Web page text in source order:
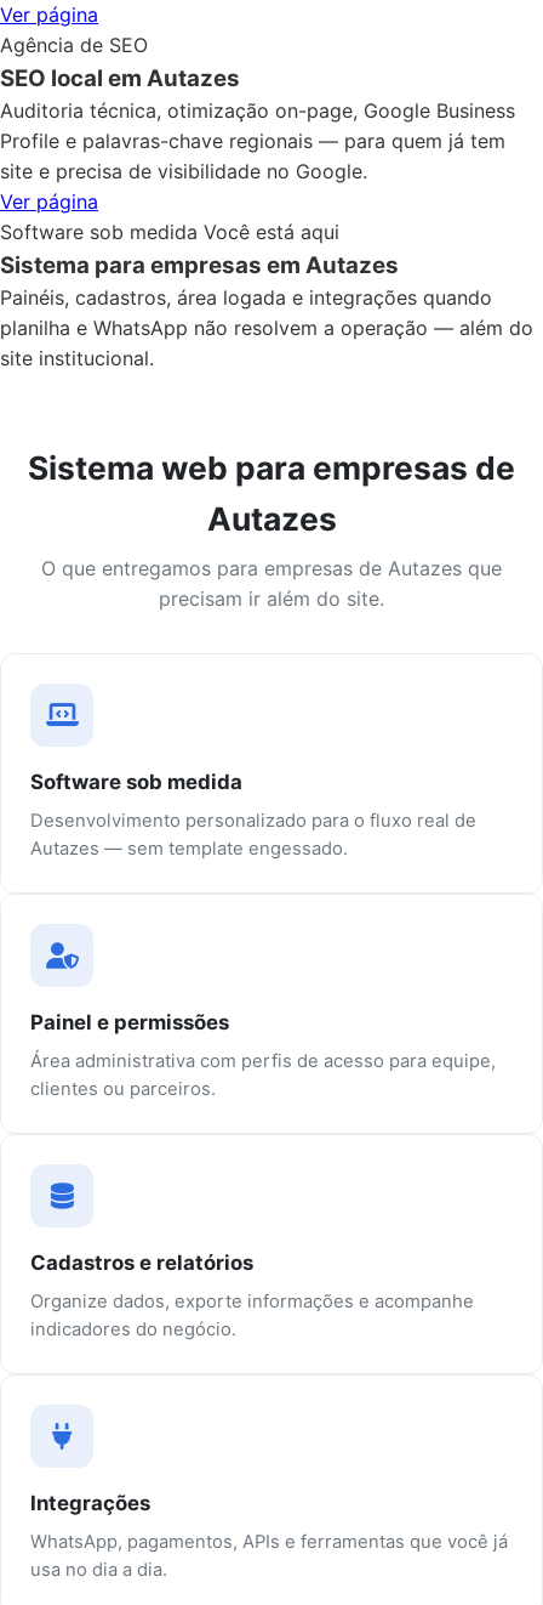
Ver página
Agência de SEO
SEO local em Autazes
Auditoria técnica, otimização on-page, Google Business
Profile e palavras-chave regionais — para quem já tem
site e precisa de visibilidade no Google.
Ver página
Software sob medida Você está aqui
Sistema para empresas em Autazes
Painéis, cadastros, área logada e integrações quando
planilha e WhatsApp não resolvem a operação — além do
site institucional.
Sistema web para empresas de
Autazes
O que entregamos para empresas de Autazes que
precisam ir além do site.
Software sob medida
Desenvolvimento personalizado para o fluxo real de
Autazes — sem template engessado.
Painel e permissões
Área administrativa com perfis de acesso para equipe,
clientes ou parceiros.
Cadastros e relatórios
Organize dados, exporte informações e acompanhe
indicadores do negócio.
Integrações
WhatsApp, pagamentos, APIs e ferramentas que você já
usa no dia a dia.